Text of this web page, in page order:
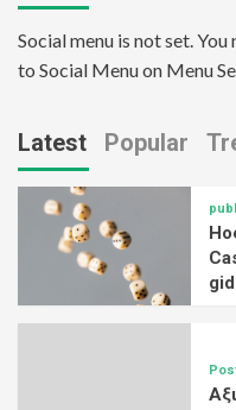
Social menu is not set.
to Social Menu on Menu
Latest Popular